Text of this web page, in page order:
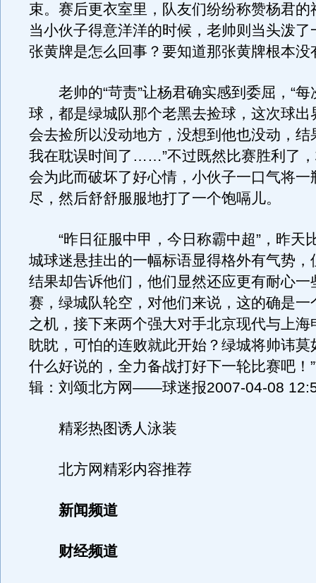
束。赛后更衣室里，队友们纷纷称赞杨君的
当小伙子得意洋洋的时候，老帅则当头泼了
张黄牌是怎么回事？要知道那张黄牌根本没
老帅的“苛责”让杨君确实感到委屈，“每
球，都是绿城队那个老黑去捡球，这次球出
会去捡所以没动地方，没想到他也没动，结
我在耽误时间了……”不过既然比赛胜利了
会为此而破坏了好心情，小伙子一口气将一
尽，然后舒舒服服地打了一个饱嗝儿。
“昨日征服中甲，今日称霸中超”，昨天
城球迷悬挂出的一幅标语显得格外有气势，
结果却告诉他们，他们显然还应更有耐心一
赛，绿城队轮空，对他们来说，这的确是一
之机，接下来两个强大对手北京现代与上海
眈眈，可怕的连败就此开始？绿城将帅讳
什么好说的，全力备战打好下一轮比赛吧！
辑：刘颂北方网——球迷报2007-04-08
精彩热图诱人泳装
北方网精彩内容推荐
新闻频道
财经频道